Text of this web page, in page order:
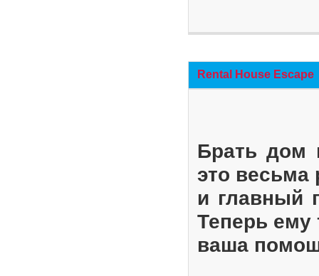
Rental House Escape
Брать дом
это весьма
и главный
Теперь ему
ваша